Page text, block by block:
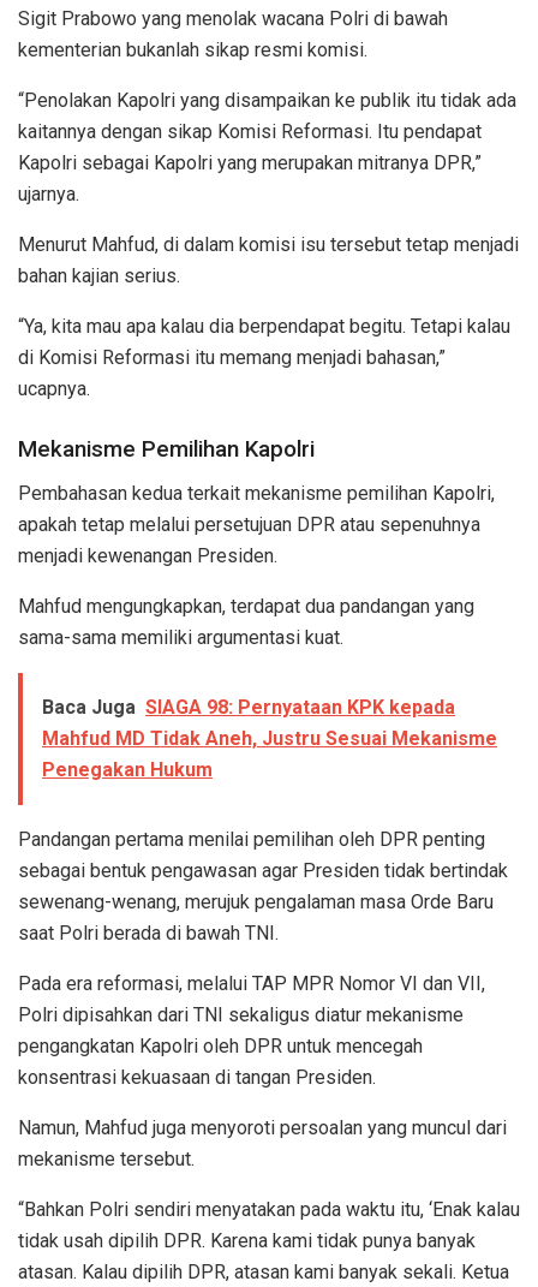
Sigit Prabowo yang menolak wacana Polri di bawah
kementerian bukanlah sikap resmi komisi.
“Penolakan Kapolri yang disampaikan ke publik itu tidak ada
kaitannya dengan sikap Komisi Reformasi. Itu pendapat
Kapolri sebagai Kapolri yang merupakan mitranya DPR,”
ujarnya.
Menurut Mahfud, di dalam komisi isu tersebut tetap menjadi
bahan kajian serius.
“Ya, kita mau apa kalau dia berpendapat begitu. Tetapi kalau
di Komisi Reformasi itu memang menjadi bahasan,”
ucapnya.
Mekanisme Pemilihan Kapolri
Pembahasan kedua terkait mekanisme pemilihan Kapolri,
apakah tetap melalui persetujuan DPR atau sepenuhnya
menjadi kewenangan Presiden.
Mahfud mengungkapkan, terdapat dua pandangan yang
sama-sama memiliki argumentasi kuat.
Baca Juga SIAGA 98: Pernyataan KPK kepada
Mahfud MD Tidak Aneh, Justru Sesuai Mekanisme
Penegakan Hukum
Pandangan pertama menilai pemilihan oleh DPR penting
sebagai bentuk pengawasan agar Presiden tidak bertindak
sewenang-wenang, merujuk pengalaman masa Orde Baru
saat Polri berada di bawah TNI.
Pada era reformasi, melalui TAP MPR Nomor VI dan VII,
Polri dipisahkan dari TNI sekaligus diatur mekanisme
pengangkatan Kapolri oleh DPR untuk mencegah
konsentrasi kekuasaan di tangan Presiden.
Namun, Mahfud juga menyoroti persoalan yang muncul dari
mekanisme tersebut.
“Bahkan Polri sendiri menyatakan pada waktu itu, ‘Enak kalau
tidak usah dipilih DPR. Karena kami tidak punya banyak
atasan. Kalau dipilih DPR, atasan kami banyak sekali. Ketua